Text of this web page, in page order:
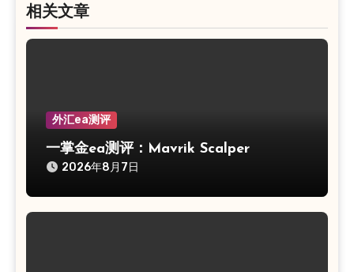
相关文章
外汇ea测评
一掌金ea测评：Mavrik Scalper
2026年8月7日